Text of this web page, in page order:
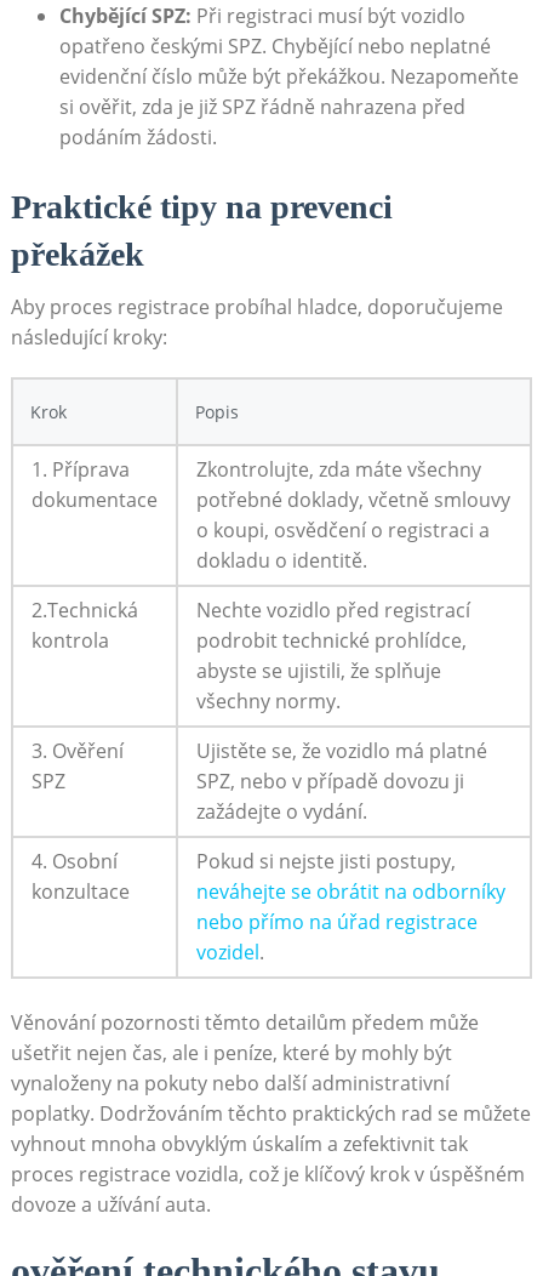
Chybějící SPZ: Při registraci musí být vozidlo
opatřeno českými SPZ. Chybějící nebo neplatné
evidenční číslo může být překážkou. Nezapomeňte
si ověřit, zda je již SPZ řádně nahrazena před
podáním žádosti.
Praktické tipy na prevenci
překážek
Aby proces registrace probíhal hladce, doporučujeme
následující kroky:
Krok Popis
1. Příprava
dokumentace
Zkontrolujte, zda máte všechny
potřebné doklady, včetně smlouvy
o koupi, osvědčení o registraci a
dokladu o identitě.
2.Technická
kontrola
Nechte vozidlo před registrací
podrobit technické prohlídce,
abyste se ujistili, že splňuje
všechny normy.
3. Ověření
SPZ
Ujistěte se, že vozidlo má platné
SPZ, nebo v případě dovozu ji
zažádejte o vydání.
4. Osobní
konzultace
Pokud si nejste jisti postupy,
neváhejte se obrátit na odborníky
nebo přímo na úřad registrace
vozidel.
Věnování pozornosti těmto detailům předem může
ušetřit nejen čas, ale i peníze, které by mohly být
vynaloženy na pokuty nebo další administrativní
poplatky. Dodržováním těchto praktických rad se můžete
vyhnout mnoha obvyklým úskalím a zefektivnit tak
proces registrace vozidla, což je klíčový krok v úspěšném
dovoze a užívání auta.